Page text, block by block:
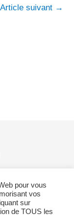
Article suivant →
pour vous
vos
sur
de TOUS les